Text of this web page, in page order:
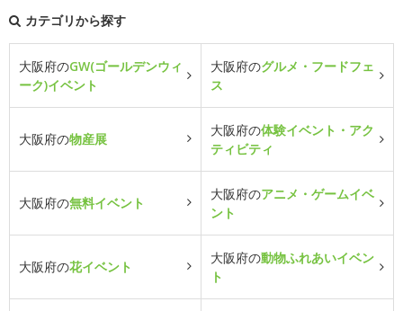
カテゴリから探す
大阪府のGW(ゴールデンウィ
ーク)イベント
大阪府のグルメ・フードフェ
ス
大阪府の物産展
大阪府の体験イベント・アク
ティビティ
大阪府の無料イベント
大阪府のアニメ・ゲームイベ
ント
大阪府の花イベント
大阪府の動物ふれあいイベン
ト